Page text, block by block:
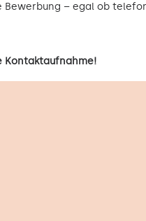
Bewerbung – egal ob
Kontaktaufnahme!